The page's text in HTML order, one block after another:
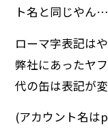
ト名と同じやん…
ローマ字表記は
弊社にあったヤ
代の缶は表記が変
(アカウント名は